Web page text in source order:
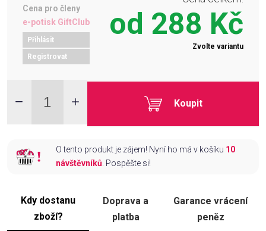
Cena pro členy
e-potisk GiftClub
Přihlásit
Registrovat
od 288 Kč
Zvolte variantu
Koupit
O tento produkt je zájem! Nyní ho má v košíku 10
návštěvníků. Pospěšte si!
Kdy dostanu
zboží?
Doprava a
platba
Garance vrácení
peněz